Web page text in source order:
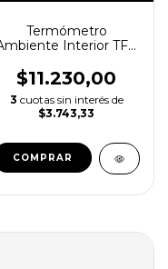
Termómetro
Interior TFA
-30+50°c
$11.230,00
3 cuotas sin interés de
$3.743,33